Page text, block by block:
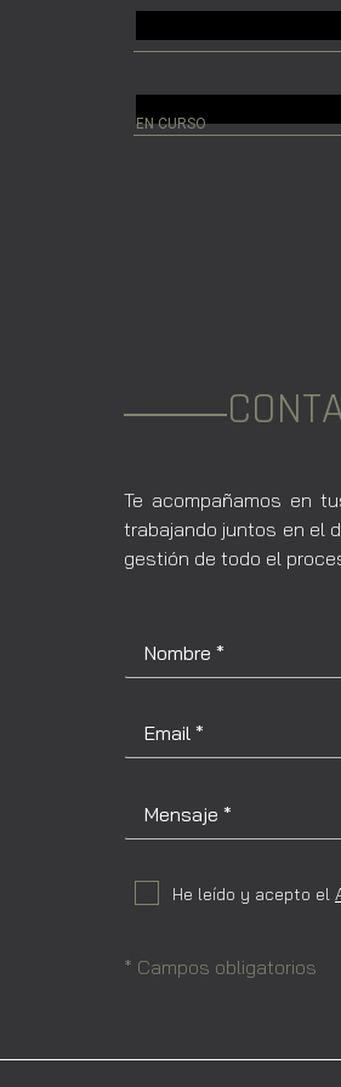
EN CURSO
Te acompañamos en
trabajando juntos en el
gestión de todo el
He leído y acepto el
* Campos obligatorios